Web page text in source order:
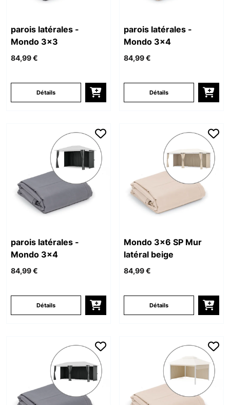
parois latérales -
Mondo 3x3
84,99 €
Détails
parois latérales -
Mondo 3x4
84,99 €
Détails
parois latérales -
Mondo 3x4
84,99 €
Détails
Mondo 3x6 SP Mur
latéral beige
84,99 €
Détails